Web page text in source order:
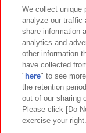
イベント・キ
関連会社
プライバシーポリ
お取引先
We collect unique
analyze our traffic
share information
analytics and
other information
have collected
" here" to see
the retention
out of our sharing
Please click [Do
exercise your right.